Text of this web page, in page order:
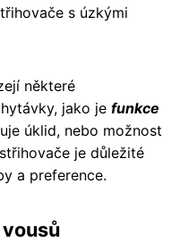
s úzkými
některé
jako je funkce
úklid, nebo možnost
je důležité
a preference.